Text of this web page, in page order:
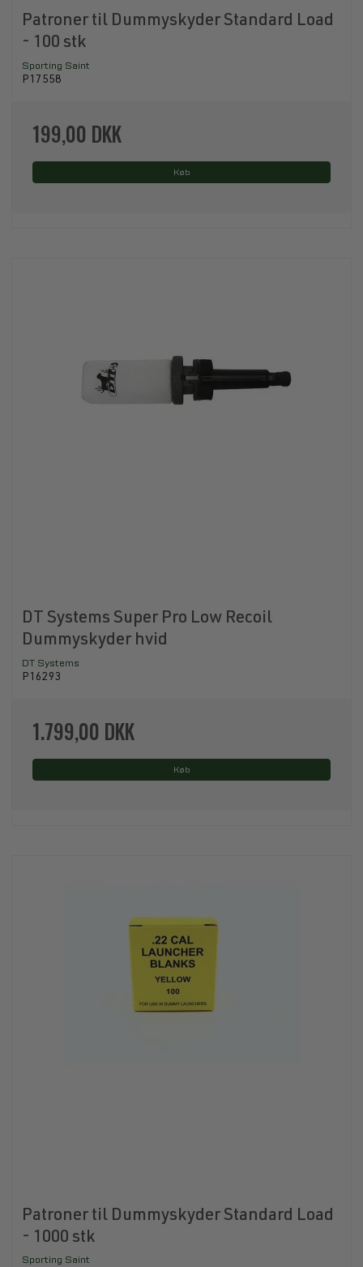
Patroner til Dummyskyder Standard Load
- 100 stk
Sporting Saint
P17558
199,00 DKK
Køb
DT Systems Super Pro Low Recoil
Dummyskyder hvid
DT Systems
P16293
1.799,00 DKK
Køb
Patroner til Dummyskyder Standard Load
- 1000 stk
Sporting Saint